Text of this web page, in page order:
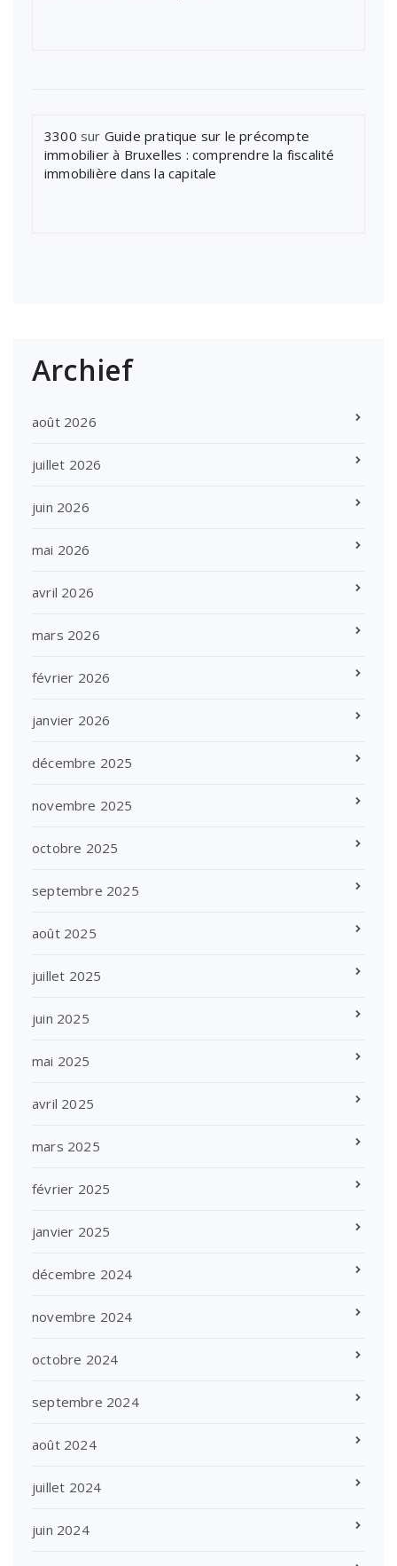
3300 sur Guide pratique sur le précompte
immobilier à Bruxelles : comprendre la fiscalité
immobilière dans la capitale
Archief
août 2026
juillet 2026
juin 2026
mai 2026
avril 2026
mars 2026
février 2026
janvier 2026
décembre 2025
novembre 2025
octobre 2025
septembre 2025
août 2025
juillet 2025
juin 2025
mai 2025
avril 2025
mars 2025
février 2025
janvier 2025
décembre 2024
novembre 2024
octobre 2024
septembre 2024
août 2024
juillet 2024
juin 2024